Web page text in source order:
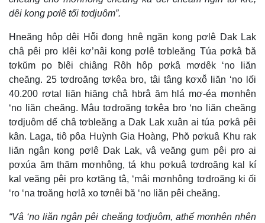
dêi kong pơlê tối tơdjuôm”.
Hneăng hôp dêi Hô̆i đong hnê ngăn kong pơlê Dak Lak
châ pêi pro klêi kơ’nâi kong pơlê tơbleăng Túa pơkâ ƀă
tơkŭm po ƀlêi chiâng Rôh hôp pơkâ mơdêk ‘no liăn
cheăng. 25 tơdroăng tơkêa bro, tâi tâng kơxô̆ liăn ‘no lối
40.200 rơtal liăn hiăng châ hbrâ ăm hlá mơ-éa mơnhên
‘no liăn cheăng. Mâu tơdroăng tơkêa bro ‘no liăn cheăng
tơdjuôm dế châ tơbleăng a Dak Lak xuân ai túa pơkâ pêi
kân. Laga, tiô pôa Huỳnh Gia Hoàng, Phŏ pơkuâ Khu rak
liăn ngân kong pơlê Dak Lak, vâ veăng gum pêi pro ai
pơxúa ăm thăm mơnhông, tá khu pơkuâ tơdroăng kal kí
kal veăng pêi pro kơtăng tâ, ‘mâi mơnhông tơdroăng ki ối
‘ro ‘na troăng hơlâ xo tơnêi ƀă ‘no liăn pêi cheăng.
“Vâ ‘no liăn ngân pêi cheăng tơdjuôm, athế mơnhên nhên